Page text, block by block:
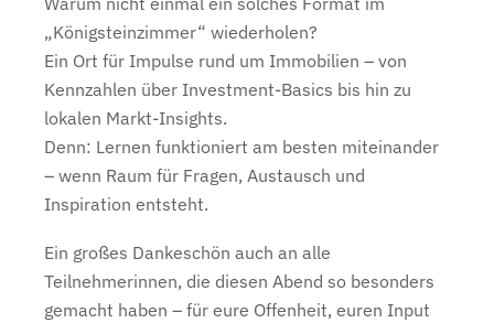
„Königsteinzimmer“ wiederholen?
Ein Ort für Impulse rund um Immobilien – von
Kennzahlen über Investment-Basics bis hin zu
lokalen Markt-Insights.
Denn: Lernen funktioniert am besten miteinander
– wenn Raum für Fragen, Austausch und
Inspiration entsteht.
Ein großes Dankeschön auch an alle
Teilnehmerinnen, die diesen Abend so besonders
gemacht haben – für eure Offenheit, euren Input